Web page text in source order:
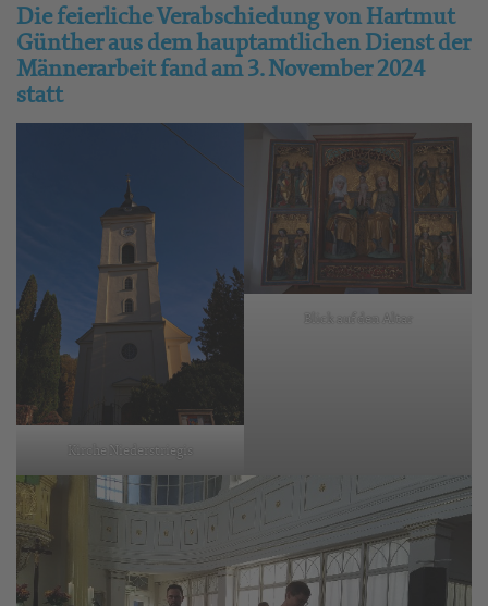
Die feierliche Verabschiedung von Hartmut
Günther aus dem hauptamtlichen Dienst der
Männerarbeit fand am 3. November 2024
statt
Kirche Niederstriegis
Blick auf den Altar